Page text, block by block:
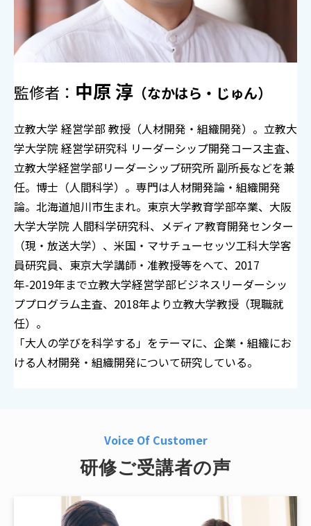
監修者： 中原 淳 （なかはら・じゅん）
立教大学 経営学部 教授（人材開発・組織開発）。立教大
学大学院 経営学研究科 リーダーシップ開発コース主査、
立教大学経営学部リーダーシップ研究所 副所長などを兼
任。博士（人間科学）。専門は人材開発論・組織開発
論。北海道旭川市生まれ。東京大学教育学部卒業、大阪
大学大学院 人間科学研究科、メディア教育開発センター
（現・放送大学）、米国・マサチューセッツ工科大学客
員研究員、東京大学講師・准教授等をへて、2017
年-2019年まで立教大学経営学部ビジネスリーダーシッ
ププログラム主査、2018年より立教大学教授（現職就
任）。
「大人の学びを科学する」をテーマに、企業・組織にお
ける人材開発・組織開発について研究している。
Voice Of Customer
研修ご受講者の声